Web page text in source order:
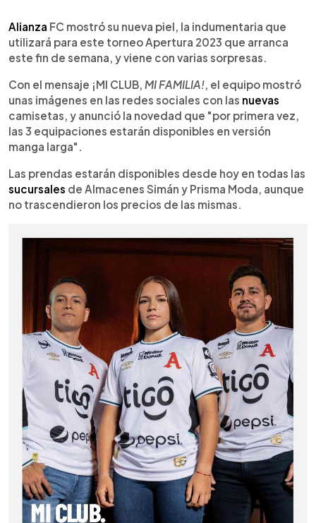
► Escuchar artículo
Alianza FC mostró su nueva piel, la indumentaria que
utilizará para este torneo Apertura 2023 que arranca
este fin de semana, y viene con varias sorpresas.
Con el mensaje ¡MI CLUB, MI FAMILIA! , el equipo mostró
unas imágenes en las redes sociales con las nuevas
camisetas, y anunció la novedad que "por primera vez,
las 3 equipaciones estarán disponibles en versión
manga larga".
Las prendas estarán disponibles desde hoy en todas las
sucursales de Almacenes Simán y Prisma Moda, aunque
no trascendieron los precios de las mismas.